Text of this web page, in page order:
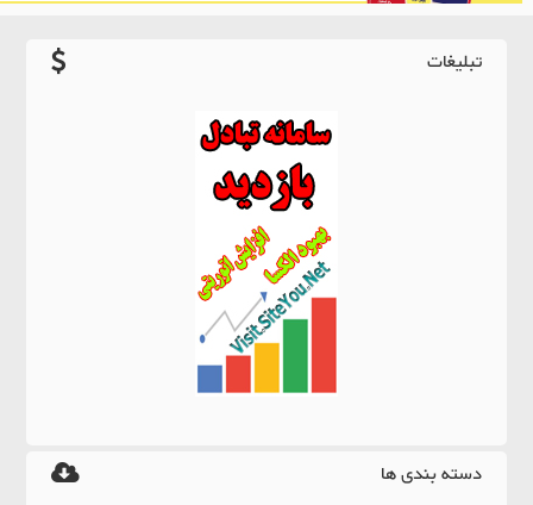
تبلیغات
دسته بندی ها